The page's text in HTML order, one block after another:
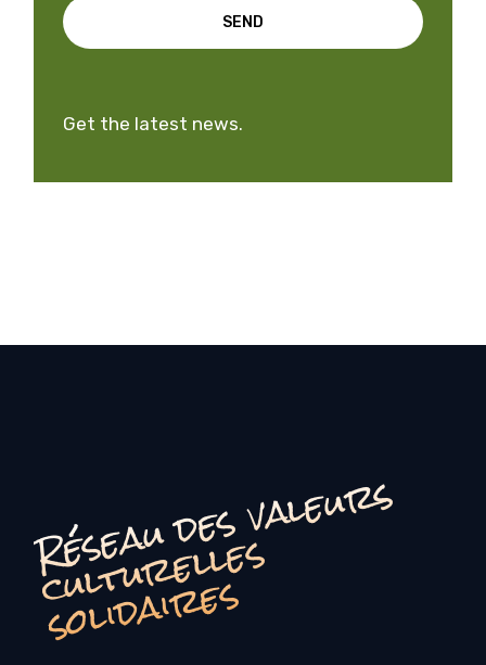
SEND
Get the latest news.
R
é
s
e
a
u
d
e
s
v
a
l
e
u
r
s
c
u
l
t
u
r
e
l
l
e
s
s
o
li
d
ai
r
e
s